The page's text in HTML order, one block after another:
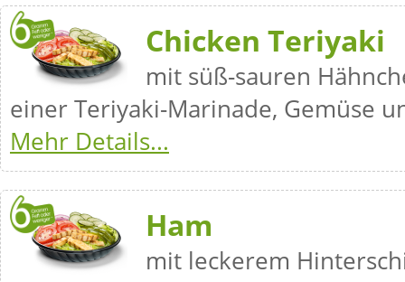
Chicken Teriyaki
mit süß-sauren
einer Teriyaki-Marinade, Gemüse
Mehr Details...
Ham
mit leckerem